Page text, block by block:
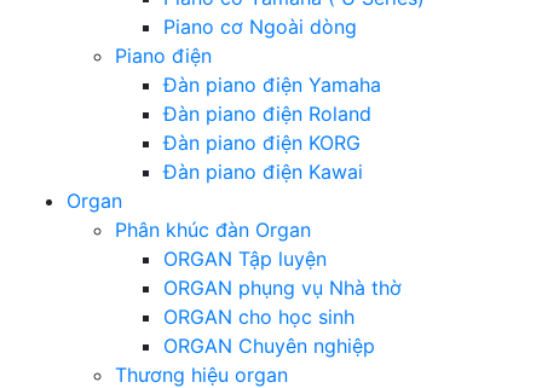
Piano cơ Ngoài dòng
Piano điện
Đàn piano điện Yamaha
Đàn piano điện Roland
Đàn piano điện KORG
Đàn piano điện Kawai
Organ
Phân khúc đàn Organ
ORGAN Tập luyện
ORGAN phụng vụ Nhà thờ
ORGAN cho học sinh
ORGAN Chuyên nghiệp
Thương hiệu organ